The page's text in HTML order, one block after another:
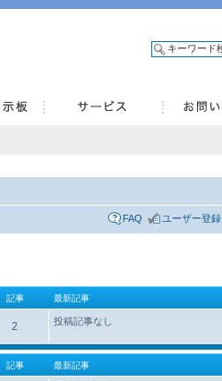
FAQ ユーザー登録
記事 最新記事
2 投稿記事なし
記事 最新記事